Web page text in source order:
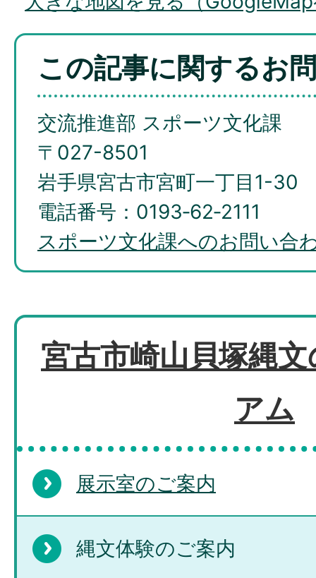
この記事に関するお
交流推進部 スポーツ文化課
〒027-8501
岩手県宮古市宮町一丁目1-30
電話番号：0193‐62‐2111
スポーツ文化課へのお問い合
宮古市崎山貝塚縄
アム
展示室のご案内
縄文体験のご案内